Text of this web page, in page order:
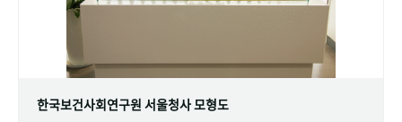
한국보건사회연구원 서울청사 모형도